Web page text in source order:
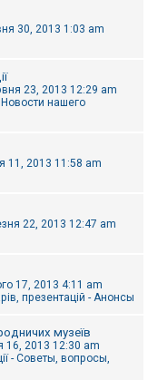
30, 2013 1:03 am
23, 2013 12:29 am
нашего
11, 2013 11:58 am
22, 2013 12:47 am
17, 2013 4:11 am
презентацій - Анонсы
музеїв
16, 2013 12:30 am
- Советы, вопросы,